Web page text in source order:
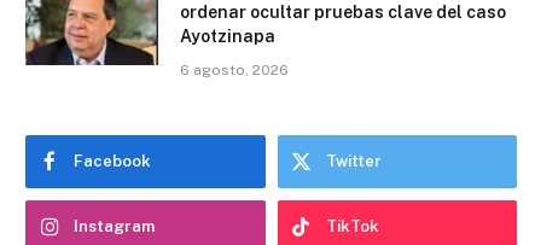
ordenar ocultar pruebas clave del caso
Ayotzinapa
6 agosto, 2026
Facebook Twitter
Instagram TikTok